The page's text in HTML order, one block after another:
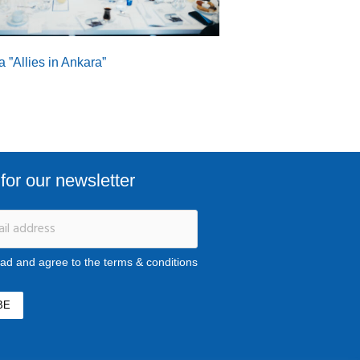
”Allies in Ankara”
our newsletter
and agree to the terms & conditions